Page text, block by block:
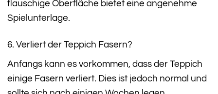
flauschige Oberfläche bietet eine angenehme
Spielunterlage.
6. Verliert der Teppich Fasern?
Anfangs kann es vorkommen, dass der Teppich
einige Fasern verliert. Dies ist jedoch normal und